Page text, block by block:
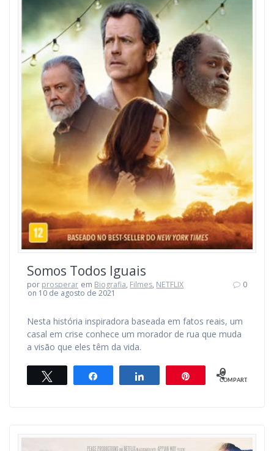
Somos Todos Iguais
por prosperar em Biografia, Filmes, NETFLIX
on 10 de agosto de 2021
0
Nesta história inspiradora baseada em fatos reais, um
casal em crise conhece um morador de rua que muda
a visão que eles têm da vida.
Compartilhar Compartilhar 0
COMPART.